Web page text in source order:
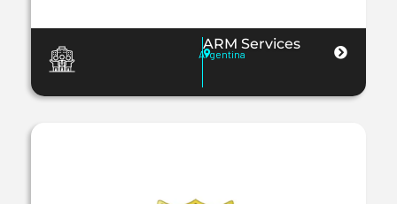
ARM Services
Argentina